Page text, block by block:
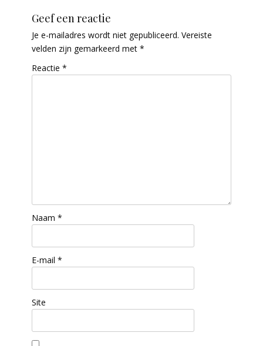
Geef een reactie
Je e-mailadres wordt niet gepubliceerd. Vereiste
velden zijn gemarkeerd met *
Reactie *
Naam *
E-mail *
Site